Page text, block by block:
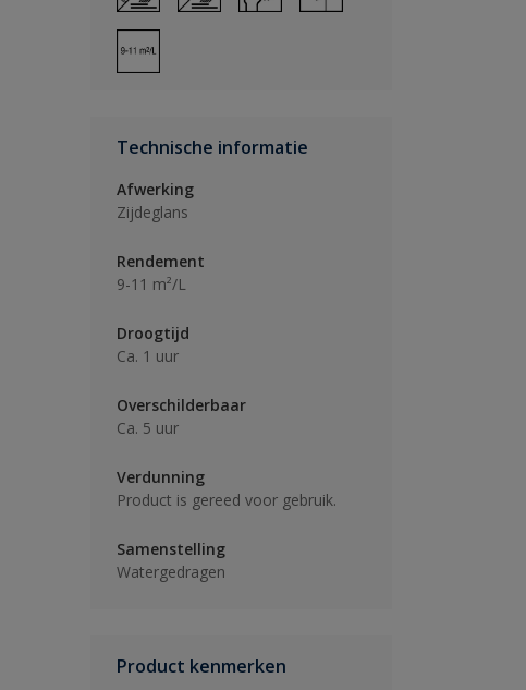
Technische informatie
Afwerking
Zijdeglans
Rendement
9-11 m²/L
Droogtijd
Ca. 1 uur
Overschilderbaar
Ca. 5 uur
Verdunning
Product is gereed voor gebruik.
Samenstelling
Watergedragen
Product kenmerken